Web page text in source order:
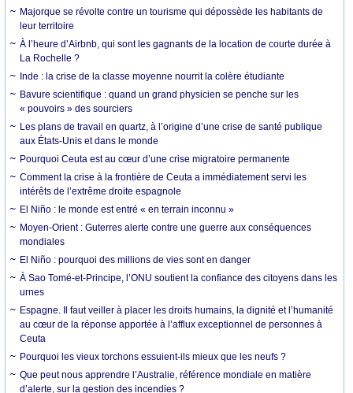
Majorque se révolte contre un tourisme qui dépossède les habitants de
leur territoire
À l’heure d’Airbnb, qui sont les gagnants de la location de courte durée à
La Rochelle ?
Inde : la crise de la classe moyenne nourrit la colère étudiante
Bavure scientifique : quand un grand physicien se penche sur les
« pouvoirs » des sourciers
Les plans de travail en quartz, à l’origine d’une crise de santé publique
aux États-Unis et dans le monde
Pourquoi Ceuta est au cœur d’une crise migratoire permanente
Comment la crise à la frontière de Ceuta a immédiatement servi les
intérêts de l’extrême droite espagnole
El Niño : le monde est entré « en terrain inconnu »
Moyen-Orient : Guterres alerte contre une guerre aux conséquences
mondiales
El Niño : pourquoi des millions de vies sont en danger
À Sao Tomé-et-Principe, l’ONU soutient la confiance des citoyens dans les
urnes
Espagne. Il faut veiller à placer les droits humains, la dignité et l’humanité
au cœur de la réponse apportée à l’afflux exceptionnel de personnes à
Ceuta
Pourquoi les vieux torchons essuient-ils mieux que les neufs ?
Que peut nous apprendre l’Australie, référence mondiale en matière
d’alerte, sur la gestion des incendies ?